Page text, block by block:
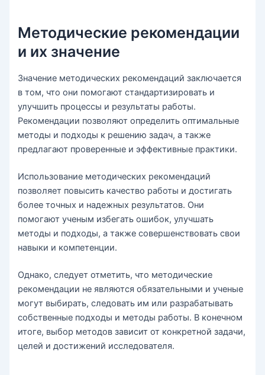
Методические рекомендации
и их значение
Значение методических рекомендаций заключается
в том, что они помогают стандартизировать и
улучшить процессы и результаты работы.
Рекомендации позволяют определить оптимальные
методы и подходы к решению задач, а также
предлагают проверенные и эффективные практики.
Использование методических рекомендаций
позволяет повысить качество работы и достигать
более точных и надежных результатов. Они
помогают ученым избегать ошибок, улучшать
методы и подходы, а также совершенствовать свои
навыки и компетенции.
Однако, следует отметить, что методические
рекомендации не являются обязательными и ученые
могут выбирать, следовать им или разрабатывать
собственные подходы и методы работы. В конечном
итоге, выбор методов зависит от конкретной задачи,
целей и достижений исследователя.